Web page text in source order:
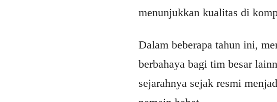
menunjukkan kualitas di
Dalam beberapa tahun ini,
berbahaya bagi tim besar
sejarahnya sejak resmi